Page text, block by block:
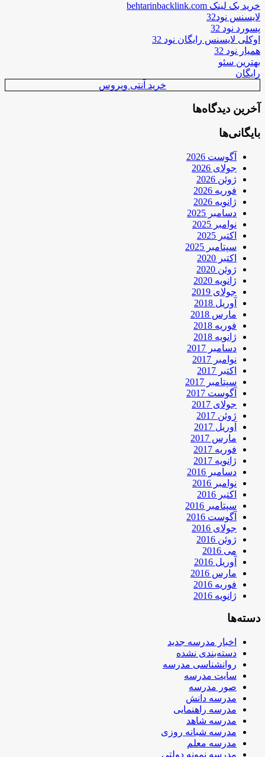
خرید بک لینک behtarinbacklink.com
لایسنس نود32
پسورد نود 32
اوکلی لایسنس رایگان نود 32
همیار نود 32
بهترین سئو
رایگان
خرید آنتی ویروس
آخرین دیدگاه‌ها
بایگانی‌ها
آگوست 2026
جولای 2026
ژوئن 2026
فوریه 2026
ژانویه 2026
دسامبر 2025
نوامبر 2025
اکتبر 2025
سپتامبر 2025
اکتبر 2020
ژوئن 2020
ژانویه 2020
جولای 2019
آوریل 2018
مارس 2018
فوریه 2018
ژانویه 2018
دسامبر 2017
نوامبر 2017
اکتبر 2017
سپتامبر 2017
آگوست 2017
جولای 2017
ژوئن 2017
آوریل 2017
مارس 2017
فوریه 2017
ژانویه 2017
دسامبر 2016
نوامبر 2016
اکتبر 2016
سپتامبر 2016
آگوست 2016
جولای 2016
ژوئن 2016
می 2016
آوریل 2016
مارس 2016
فوریه 2016
ژانویه 2016
دسته‌ها
اخبار مدرسه جدید
دسته‌بندی نشده
روانشناسی مدرسه
سایت مدرسه
صور مدرسه
مدرسه دانش
مدرسه راهنمایی
مدرسه شاهد
مدرسه شبانه روزی
مدرسه معلم
مدرسه نمونه دولتی